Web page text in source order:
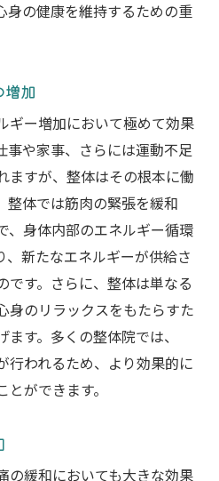
身の健康を維持するための重
増加
ギー増加において極めて効果
事や家事、さらには運動不足
ますが、整体はその根本に働
整体では筋肉の緊張を緩和
、身体内部のエネルギー循環
、新たなエネルギーが供給さ
です。さらに、整体は単なる
身のリラックスをもたらすた
す。多くの整体院では、
行われるため、より効果的に
ができます。